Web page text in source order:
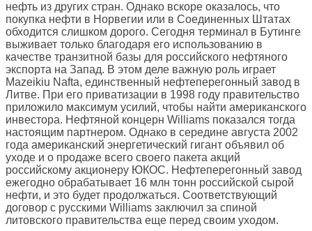
нефть из других стран. Однако вскоре оказалось, что
покупка нефти в Норвегии или в Соединенных Штатах
обходится слишком дорого. Сегодня терминал в Бутинге
выживает только благодаря его использованию в
качестве транзитной базы для российского нефтяного
экспорта на Запад. В этом деле важную роль играет
Mazeikiu Nafta, единственный нефтеперегонный завод в
Литве. При его приватизации в 1998 году правительство
приложило максимум усилий, чтобы найти американского
инвестора. Нефтяной концерн Williams показался тогда
настоящим партнером. Однако в середине августа 2002
года американский энергетический гигант объявил об
уходе и о продаже всего своего пакета акций
российскому акционеру ЮКОС. Нефтеперегонный завод
ежегодно обрабатывает 16 млн тонн российской сырой
нефти, и это будет продолжаться. Соответствующий
договор с русскими Williams заключил за спиной
литовского правительства еще перед своим уходом.